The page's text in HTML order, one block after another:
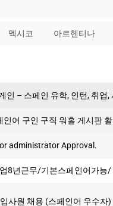
멕시코 아르헨티나
인 – 스페인 유학, 인턴, 취업,
인어 구인 구직 워홀 게시판
administrator Approval.
8년근무/기본스페인어가능/
사원 채용 (스페인어 우수자